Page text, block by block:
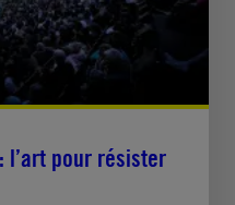
l’art pour résister